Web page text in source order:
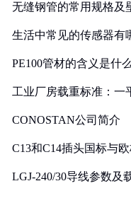
无缝钢管的常用规格及
生活中常见的传感器有
PE100管材的含义是什么
工业厂房载重标准：一
CONOSTAN公司简介
C13和C14插头国标与
LGJ-240/30导线参数及